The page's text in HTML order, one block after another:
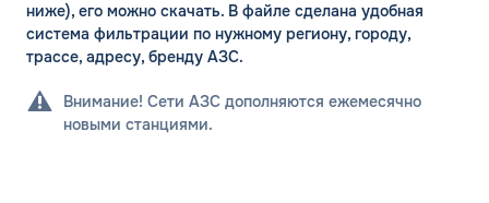
ниже), его можно скачать. В файле сделана удобная
система фильтрации по нужному региону, городу,
трассе, адресу, бренду АЗС.
Внимание! Сети АЗС дополняются ежемесячно
новыми станциями.